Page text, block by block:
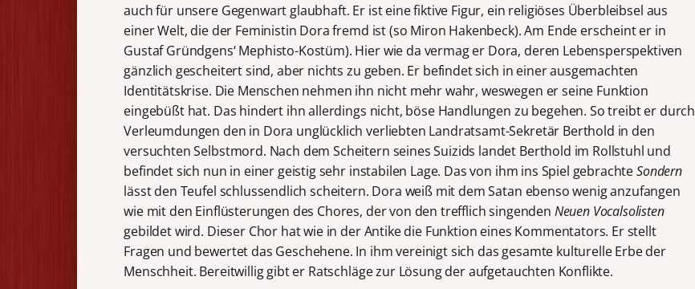
auch für unsere Gegenwart glaubhaft. Er ist eine fiktive Figur, ein religiöses Überbleibsel aus
einer Welt, die der Feministin Dora fremd ist (so Miron Hakenbeck). Am Ende erscheint er in
Gustaf Gründgens‘ Mephisto-Kostüm). Hier wie da vermag er Dora, deren Lebensperspektiven
gänzlich gescheitert sind, aber nichts zu geben. Er befindet sich in einer ausgemachten
Identitätskrise. Die Menschen nehmen ihn nicht mehr wahr, weswegen er seine Funktion
eingebüßt hat. Das hindert ihn allerdings nicht, böse Handlungen zu begehen. So treibt er durch
Verleumdungen den in Dora unglücklich verliebten Landratsamt-Sekretär Berthold in den
versuchten Selbstmord. Nach dem Scheitern seines Suizids landet Berthold im Rollstuhl und
befindet sich nun in einer geistig sehr instabilen Lage. Das von ihm ins Spiel gebrachteSondern
lässt den Teufel schlussendlich scheitern. Dora weiß mit dem Satan ebenso wenig anzufangen
wie mit den Einflüsterungen des Chores, der von den trefflich singenden Neuen Vocalsolisten
gebildet wird. Dieser Chor hat wie in der Antike die Funktion eines Kommentators. Er stellt
Fragen und bewertet das Geschehene. In ihm vereinigt sich das gesamte kulturelle Erbe der
Menschheit. Bereitwillig gibt er Ratschläge zur Lösung der aufgetauchten Konflikte.